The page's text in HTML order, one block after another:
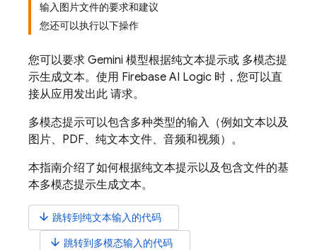
输入图片文件的要求和建议
您还可以执行以下操作
您可以要求 Gemini 模型根据纯文本提示或 多模态提
示生成文本。使用 Firebase AI Logic 时，您可以直
接从应用发出此 请求。
多模态提示可以包含多种类型的输入（例如文本以及
图片、PDF、纯文本文件、音频和视频）。
本指南介绍了如何根据纯文本提示以及包含文件的基
本多模态提示生成文本。
arrow_downward 跳转到纯文本输入的代码
arrow_downward 跳转到多模态输入的代码